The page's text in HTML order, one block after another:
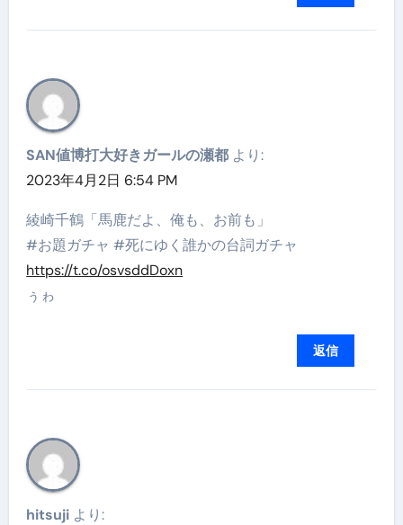
SAN値博打大好きガールの瀬都 より:
2023年4月2日 6:54 PM
綾崎千鶴「馬鹿だよ、俺も、お前も」
#お題ガチャ #死にゆく誰かの台詞ガチャ
https://t.co/osvsddDoxn
ぅゎ
返信
hitsuji より: